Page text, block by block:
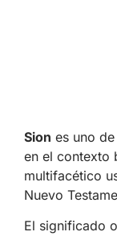
Sion es uno
en el contexto
multifacético
Nuevo
El significado